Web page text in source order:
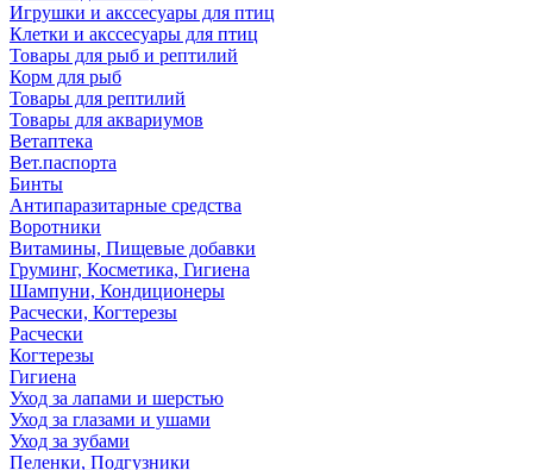
Игрушки и акссесуары для птиц
Клетки и акссесуары для птиц
Товары для рыб и рептилий
Корм для рыб
Товары для рептилий
Товары для аквариумов
Ветаптека
Вет.паспорта
Бинты
Антипаразитарные средства
Воротники
Витамины, Пищевые добавки
Груминг, Косметика, Гигиена
Шампуни, Кондиционеры
Расчески, Когтерезы
Расчески
Когтерезы
Гигиена
Уход за лапами и шерстью
Уход за глазами и ушами
Уход за зубами
Пеленки, Подгузники